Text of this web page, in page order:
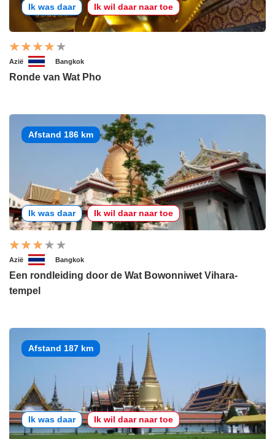
Ik was daar Ik wil daar naar toe
Azië Bangkok
Ronde van Wat Pho
Afstand 186 km
Ik was daar Ik wil daar naar toe
Azië Bangkok
Een rondleiding door de Wat Bowonniwet Vihara-
tempel
Afstand 187 km
Ik was daar Ik wil daar naar toe